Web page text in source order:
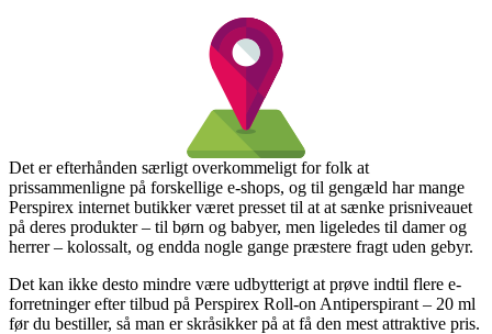
Det er efterhånden særligt overkommeligt for folk at
prissammenligne på forskellige e-shops, og til gengæld har mange
Perspirex internet butikker været presset til at at sænke prisniveauet
på deres produkter – til børn og babyer, men ligeledes til damer og
herrer – kolossalt, og endda nogle gange præstere fragt uden gebyr.
Det kan ikke desto mindre være udbytterigt at prøve indtil flere e-
forretninger efter tilbud på Perspirex Roll-on Antiperspirant – 20 ml
før du bestiller, så man er skråsikker på at få den mest attraktive pris.